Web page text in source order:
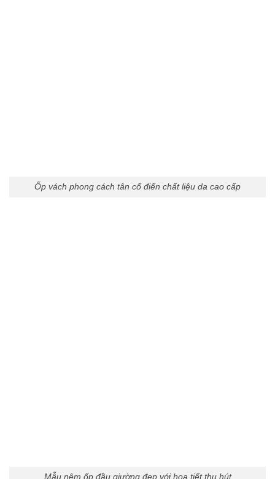
Ốp vách phong cách tân cổ điển chất liệu da cao cấp
Mẫu nệm ốp đầu giường đẹp với họa tiết thu hút